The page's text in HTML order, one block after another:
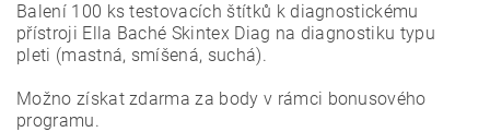
Balení 100 ks testovacích štítků k diagnostickému
přístroji Ella Baché Skintex Diag na diagnostiku typu
pleti (mastná, smíšená, suchá).
Možno získat zdarma za body v rámci bonusového
programu.